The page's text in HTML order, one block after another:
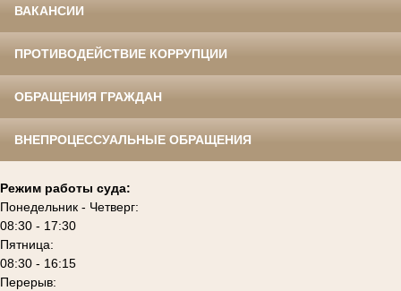
ВАКАНСИИ
ПРОТИВОДЕЙСТВИЕ КОРРУПЦИИ
ОБРАЩЕНИЯ ГРАЖДАН
ВНЕПРОЦЕССУАЛЬНЫЕ ОБРАЩЕНИЯ
Режим работы суда:
Понедельник - Четверг:
08:30 - 17:30
Пятница:
08:30 - 16:15
Перерыв: